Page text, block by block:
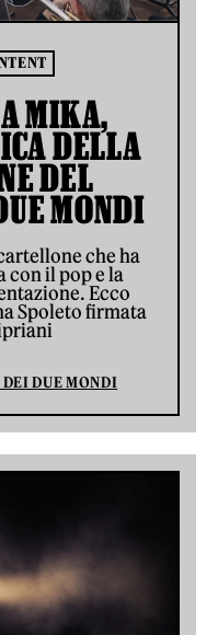
MIKA,
DELLA
DEL
MONDI
che ha
con il pop e la
Ecco
Spoleto firmata
DUE MONDI